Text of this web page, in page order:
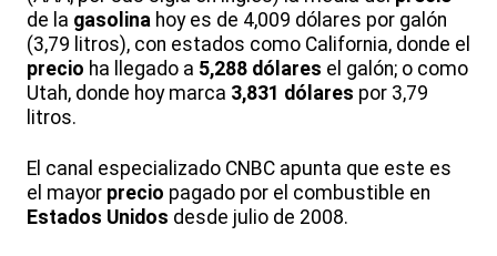
de la gasolina hoy es de 4,009 dólares por galón
(3,79 litros), con estados como California, donde el
precio ha llegado a 5,288 dólares el galón; o como
Utah, donde hoy marca 3,831 dólares por 3,79
litros.
El canal especializado CNBC apunta que este es
el mayor precio pagado por el combustible en
Estados Unidos desde julio de 2008.